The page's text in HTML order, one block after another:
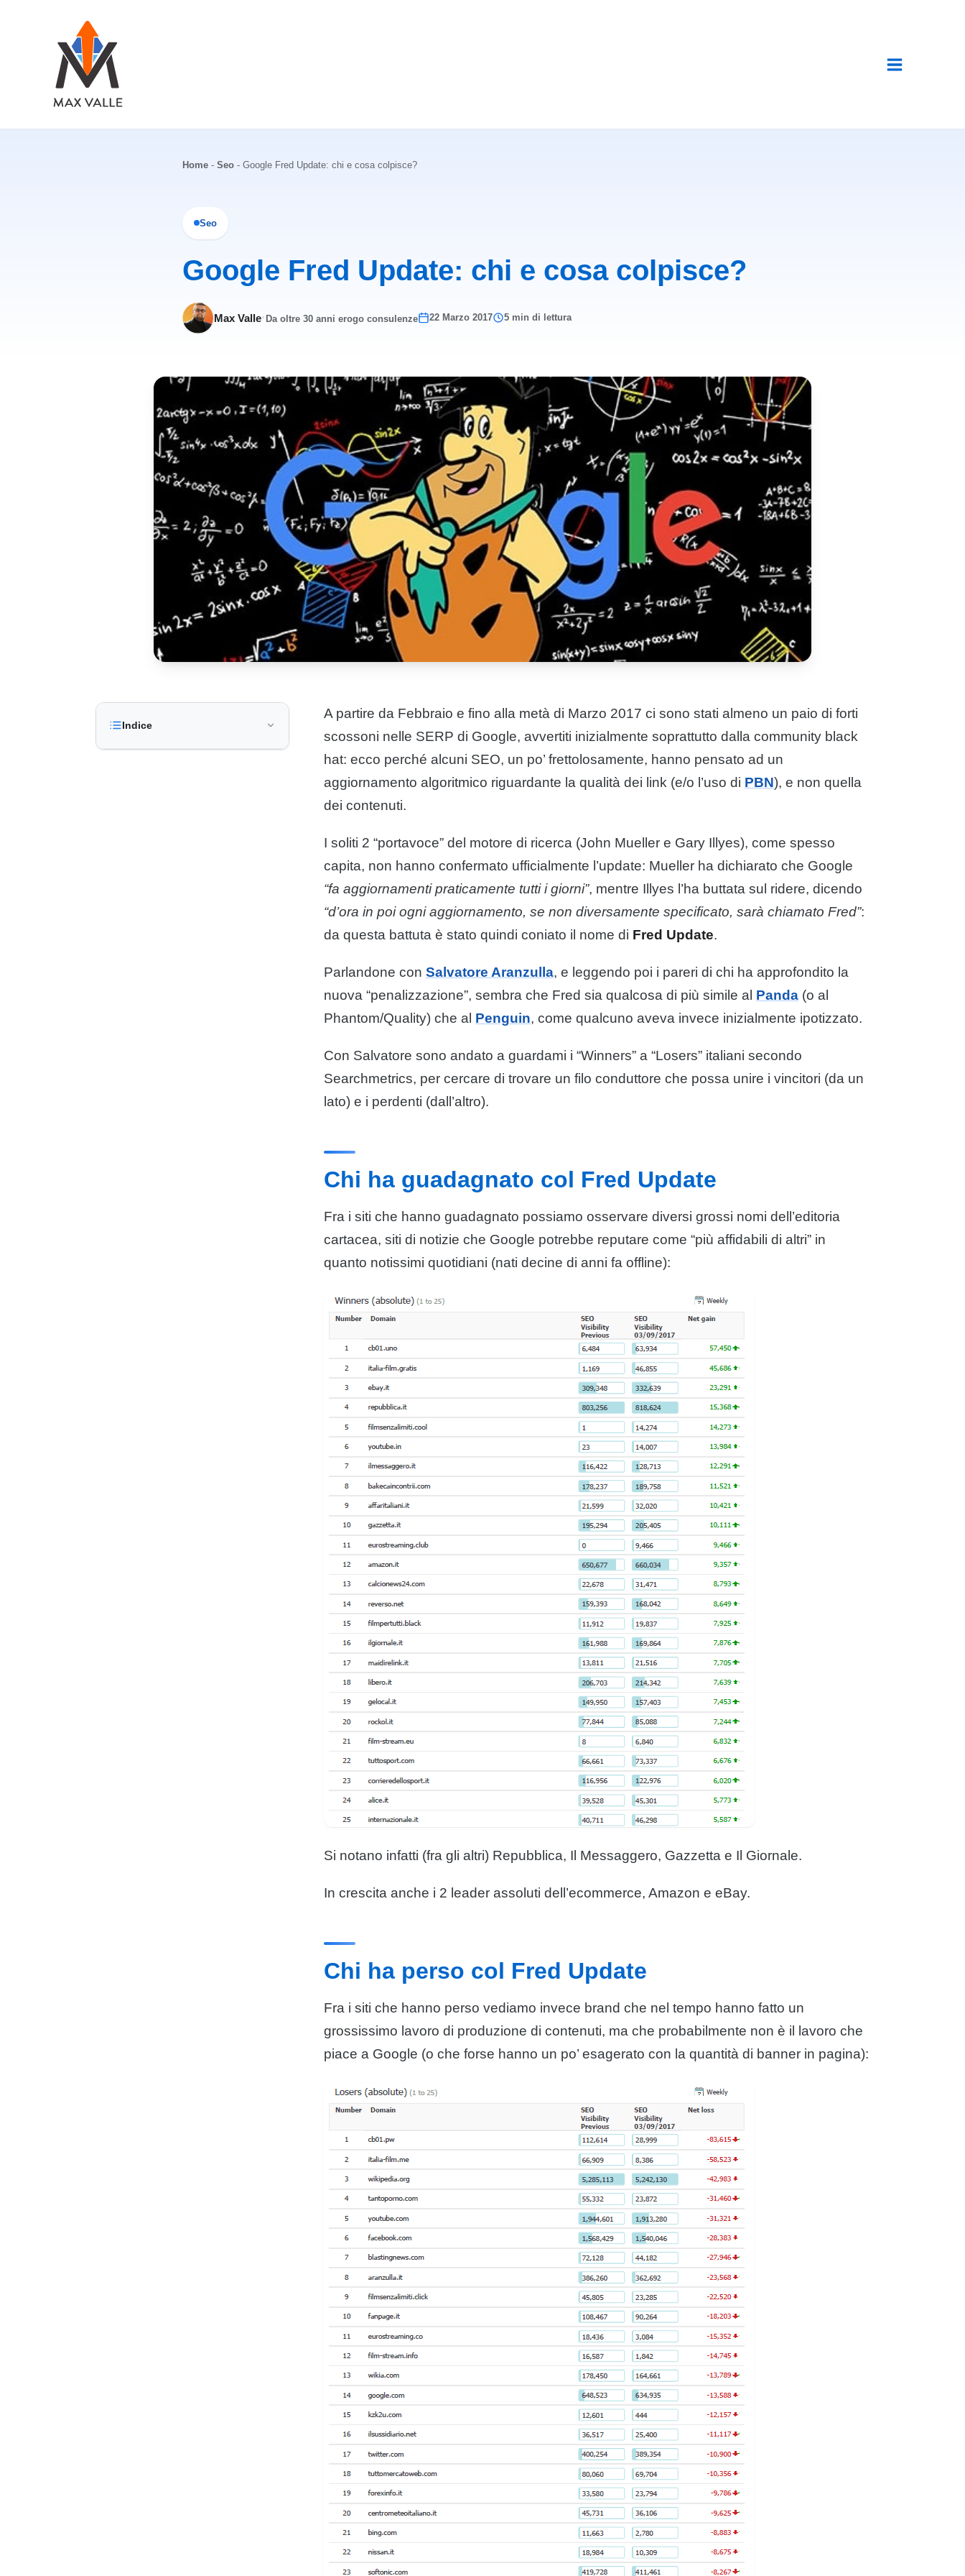
contenuto
Home - Seo - Google Fred Update: chi e cosa colpisce?
Seo
Google Fred Update: chi e cosa colpisce?
Max Valle· Da oltre 30 anni erogo consulenze 22 Marzo 2017 5 min di lettura
Indice
A partire da Febbraio e fino alla metà di Marzo 2017 ci sono stati almeno un paio di forti
scossoni nelle SERP di Google, avvertiti inizialmente soprattutto dalla community black
hat: ecco perché alcuni SEO, un po’ frettolosamente, hanno pensato ad un
aggiornamento algoritmico riguardante la qualità dei link (e/o l’uso di PBN), e non quella
dei contenuti.
I soliti 2 “portavoce” del motore di ricerca (John Mueller e Gary Illyes), come spesso
capita, non hanno confermato ufficialmente l’update: Mueller ha dichiarato che Google
“fa aggiornamenti praticamente tutti i giorni”, mentre Illyes l’ha buttata sul ridere, dicendo
“d’ora in poi ogni aggiornamento, se non diversamente specificato, sarà chiamato Fred”:
da questa battuta è stato quindi coniato il nome di Fred Update.
Parlandone con Salvatore Aranzulla, e leggendo poi i pareri di chi ha approfondito la
nuova “penalizzazione”, sembra che Fred sia qualcosa di più simile al Panda (o al
Phantom/Quality) che al Penguin, come qualcuno aveva invece inizialmente ipotizzato.
Con Salvatore sono andato a guardami i “Winners” a “Losers” italiani secondo
Searchmetrics, per cercare di trovare un filo conduttore che possa unire i vincitori (da un
lato) e i perdenti (dall’altro).
Chi ha guadagnato col Fred Update
Fra i siti che hanno guadagnato possiamo osservare diversi grossi nomi dell’editoria
cartacea, siti di notizie che Google potrebbe reputare come “più affidabili di altri” in
quanto notissimi quotidiani (nati decine di anni fa offline):
Si notano infatti (fra gli altri) Repubblica, Il Messaggero, Gazzetta e Il Giornale.
In crescita anche i 2 leader assoluti dell’ecommerce, Amazon e eBay.
Chi ha perso col Fred Update
Fra i siti che hanno perso vediamo invece brand che nel tempo hanno fatto un
grossissimo lavoro di produzione di contenuti, ma che probabilmente non è il lavoro che
piace a Google (o che forse hanno un po’ esagerato con la quantità di banner in pagina):